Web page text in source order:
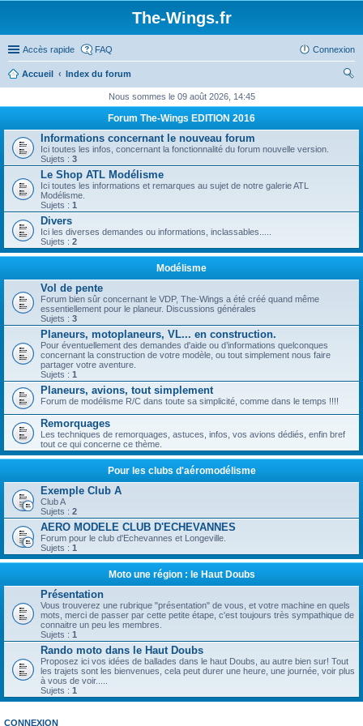
The-Wings.fr
Accès rapide FAQ Connexion
Accueil
Index du forum
ch
Nous sommes le 09 août 2026, 14:45
Forum The-Wings EDITION 2016
Informations concernant le nouveau forum
Ici toutes les infos, concernant la fonctionnalité du forum nouvelle version.
Sujets : 3
Le Shop ATL Modélisme
Ici toutes les informations et remarques au sujet de notre galerie ATL
Modélisme.
Sujets : 1
Divers
Ici les diverses demandes ou informations, inclassables.....
Sujets : 2
Modélisme
Vol de pente
Forum bien sûr concernant le VDP, The-Wings a été créé quand même
essentiellement pour le planeur. Discussions générales
Sujets : 3
Planeurs, motoplaneurs, VL... en construction.
Pour éventuellement des demandes d'aide ou d’informations quelconques
concernant la construction de votre modèle, ou tout simplement nous faire
partager votre aventure.
Sujets : 1
Planeurs, avions, tout simplement
Forum de modélisme R/C dans toute sa simplicité, comme dans le temps !!!!
Remorquages
Les techniques de remorquages, astuces, infos, vos avions dédiés, enfin bref
tout ce qui concerne ce thème.
Pour les clubs d'aéromodélisme
Exemple Club A
Club A
Sujets : 2
AERO MODELE CLUB D'ECHEVANNES
Forum pour le club d'Echevannes et Longeville.
Sujets : 1
Moto une région : le Haut Doubs
Présentation
Vous trouverez une rubrique "présentation" de vous, et votre machine en quels
mots, merci de passer par cette petite étape, c'est toujours très sympathique de
connaitre un peu les membres.
Sujets : 1
Rando moto dans le Haut Doubs
Proposez ici vos idées de ballades dans le haut Doubs, au autre bien sur! Tout
les trajets sont les bienvenues, cela peut durer une heure, une journée, voir plus
à vous de voir.....
Sujets : 1
CONNEXION